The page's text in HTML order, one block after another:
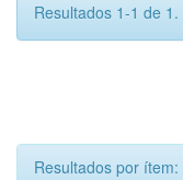
Resultados 1-1 de 1.
Resultados por ítem: